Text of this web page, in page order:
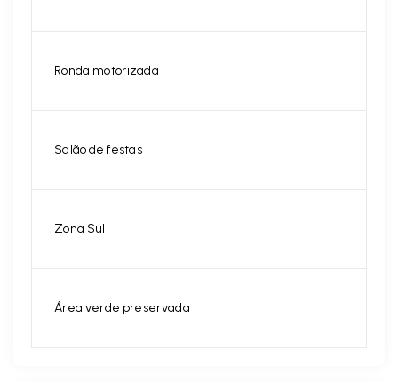
Ronda motorizada
Salão de festas
Zona Sul
Área verde preservada